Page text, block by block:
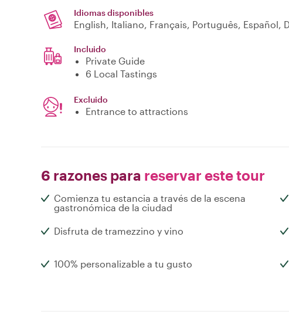
Idiomas disponibles
English, Italiano, Français, Português, Español,
Incluido
Private Guide
6 Local Tastings
Excluido
Entrance to attractions
6 razones para reservar este tour
Comienza tu estancia a través de la escena
gastronómica de la ciudad
Disfruta de tramezzino y vino
100% personalizable a tu gusto